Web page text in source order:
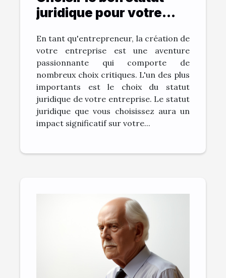
juridique pour votre
En tant qu'entrepreneur, la création de
votre entreprise est une aventure
passionnante qui comporte de
nombreux choix critiques. L'un des plus
importants est le choix du statut
juridique de votre entreprise. Le statut
juridique que vous choisissez aura un
impact significatif sur votre...